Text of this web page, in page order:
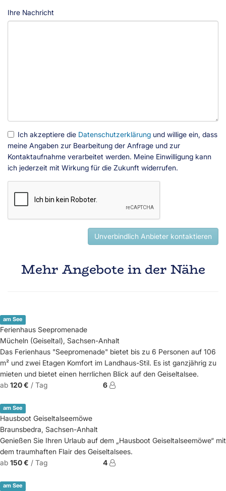
Ihre Nachricht
Ich akzeptiere die Datenschutzerklärung und willige ein, dass
meine Angaben zur Bearbeitung der Anfrage und zur
Kontaktaufnahme verarbeitet werden. Meine Einwilligung kann
ich jederzeit mit Wirkung für die Zukunft widerrufen.
Unverbindlich Anbieter kontaktieren
Mehr Angebote in der Nähe
am See
Ferienhaus Seepromenade
Mücheln (Geiseltal), Sachsen-Anhalt
Das Ferienhaus "Seepromenade" bietet bis zu 6 Personen auf 106
m² und zwei Etagen Komfort im Landhaus-Stil. Es ist ganzjährig zu
mieten und bietet einen herrlichen Blick auf den Geiseltalsee.
ab 120 € / Tag 6
am See
Hausboot Geiseltalseemöwe
Braunsbedra, Sachsen-Anhalt
Genießen Sie Ihren Urlaub auf dem „Hausboot Geiseltalseemöwe“ mit
dem traumhaften Flair des Geiseltalsees.
ab 150 € / Tag 4
am See